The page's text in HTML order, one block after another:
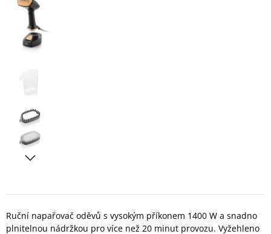
Ruční napařovač oděvů s vysokým příkonem 1400 W a snadno
plnitelnou nádržkou pro více než 20 minut provozu. Vyžehleno